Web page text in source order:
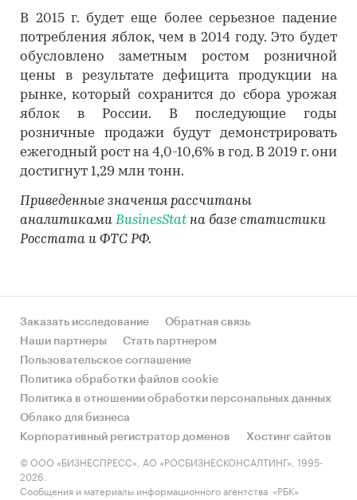
В 2015 г. будет еще более серьезное падение
потребления яблок, чем в 2014 году. Это будет
обусловлено заметным ростом розничной
цены в результате дефицита продукции на
рынке, который сохранится до сбора урожая
яблок в России. В последующие годы
розничные продажи будут демонстрировать
ежегодный рост на 4,0-10,6% в год. В 2019 г. они
достигнут 1,29 млн тонн.
Приведенные значения рассчитаны
аналитиками BusinesStatна базе статистики
Росстата и ФТС РФ.
Заказать исследование
Обратная связь
Наши партнеры
Стать партнером
Пользовательское соглашение
Политика обработки файлов cookie
Политика в отношении обработки персональных данных
Облако для бизнеса
Корпоративный регистратор доменов
Хостинг сайтов
© ООО «БИЗНЕСПРЕСС», АО «РОСБИЗНЕСКОНСАЛТИНГ», 1995-
2026.
Сообщения и материалы информационного агентства «РБК»